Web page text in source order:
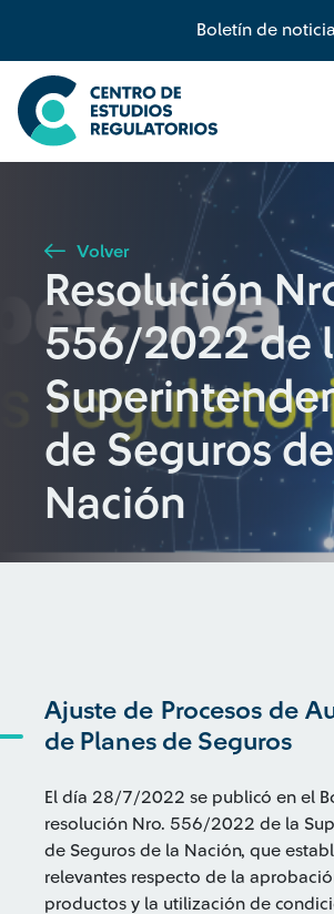
Boletín de
Búsqueda
Seleccione país
Buscar
Volver
Resolución
556/2022 de
de Seguros
Nación
Ajuste de Procesos de
de Planes de Seguros
El día 28/7/2022 se publicó en el
resolución Nro. 556/2022 de la
de Seguros de la Nación, que
relevantes respecto de la
productos y la utilización de